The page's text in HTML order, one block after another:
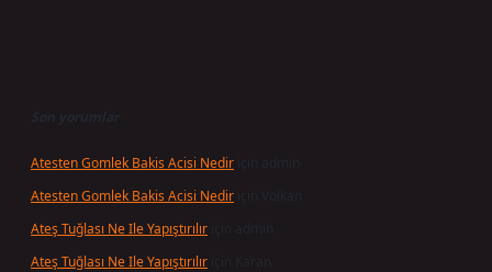
Son yorumlar
Atesten Gomlek Bakis Acisi Nedir için
Atesten Gomlek Bakis Acisi Nedir için
Ateş Tuğlası Ne Ile Yapıştırılır için
Ateş Tuğlası Ne Ile Yapıştırılır için